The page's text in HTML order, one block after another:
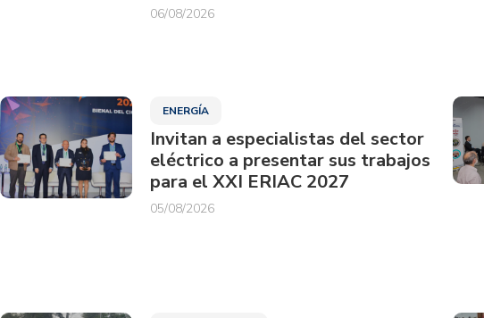
06/08/2026
ENERGÍA
Invitan a especialistas del sector
eléctrico a presentar sus trabajos
para el XXI ERIAC 2027
05/08/2026